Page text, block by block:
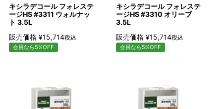
キシラデコール フォレステ
ージHS #3311 ウォルナッ
ト 3.5L
販売価格 ¥15,714税込
会員なら5%OFF
キシラデコール フォレステ
ージHS #3310 オリーブ
3.5L
販売価格 ¥15,714税込
会員なら5%OFF